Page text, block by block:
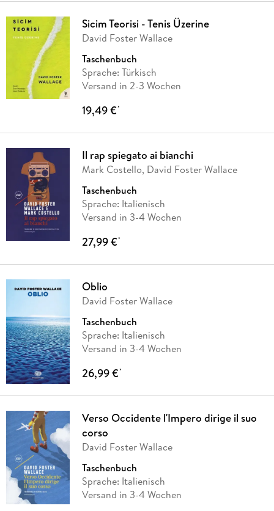
Sicim Teorisi - Tenis Üzerine
David Foster Wallace
Taschenbuch
Sprache: Türkisch
Versand in 2-3 Wochen
19,49 €*
Il rap spiegato ai bianchi
Mark Costello, David Foster Wallace
Taschenbuch
Sprache: Italienisch
Versand in 3-4 Wochen
27,99 €*
Oblio
David Foster Wallace
Taschenbuch
Sprache: Italienisch
Versand in 3-4 Wochen
26,99 €*
Verso Occidente l'Impero dirige il suo
corso
David Foster Wallace
Taschenbuch
Sprache: Italienisch
Versand in 3-4 Wochen